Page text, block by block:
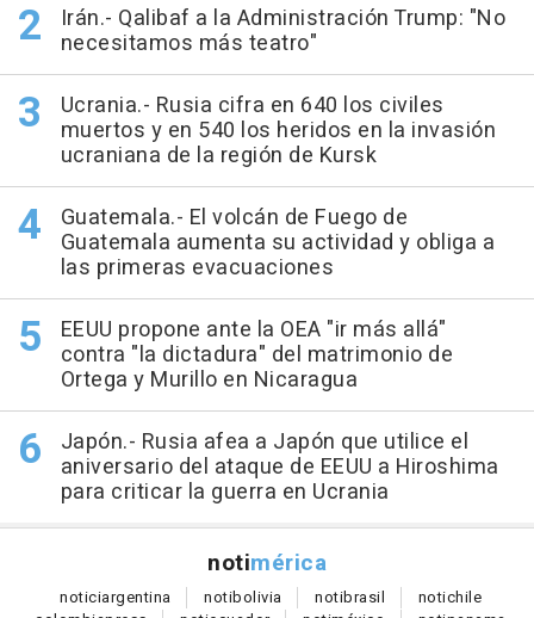
Irán.- Qalibaf a la Administración Trump: "No
necesitamos más teatro"
Ucrania.- Rusia cifra en 640 los civiles
muertos y en 540 los heridos en la invasión
ucraniana de la región de Kursk
Guatemala.- El volcán de Fuego de
Guatemala aumenta su actividad y obliga a
las primeras evacuaciones
EEUU propone ante la OEA "ir más allá"
contra "la dictadura" del matrimonio de
Ortega y Murillo en Nicaragua
Japón.- Rusia afea a Japón que utilice el
aniversario del ataque de EEUU a Hiroshima
para criticar la guerra en Ucrania
notimérica
noticiargentina notibolivia notibrasil notichile